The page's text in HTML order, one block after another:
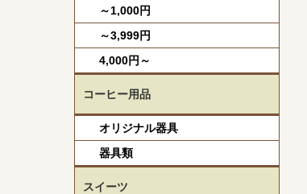
～1,000円
～3,999円
4,000円～
コーヒー用品
オリジナル器具
器具類
スイーツ